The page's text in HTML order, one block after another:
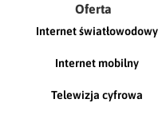
Oferta
Internet światłowodowy
Internet mobilny
Telewizja cyfrowa